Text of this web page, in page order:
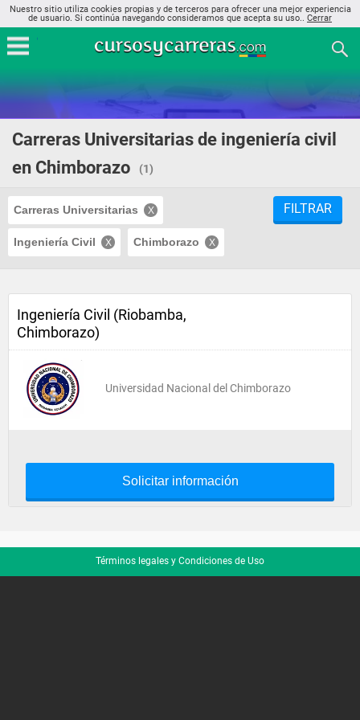
Nuestro sitio utiliza cookies propias y de terceros para ofrecer una mejor experiencia
de usuario. Si continúa navegando consideramos que acepta su uso.. Cerrar
Carreras Universitarias de ingeniería civil
en Chimborazo
(1)
Carreras Universitarias
Ingeniería Civil Chimborazo
FILTRAR
Ingeniería Civil (Riobamba,
Chimborazo)
Universidad Nacional del Chimborazo
Solicitar información
Términos legales y Condiciones de Uso